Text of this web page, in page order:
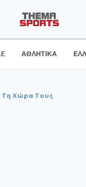
ΑΘΛΗΤΙΚΑ
Τη Χώρα Τους